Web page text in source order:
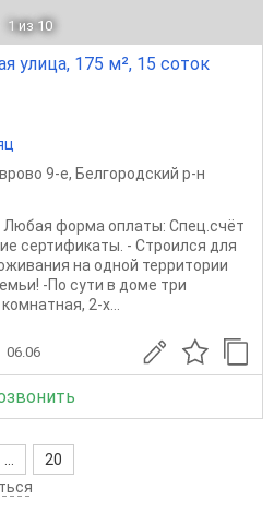
1 из 10
улица, 175 м², 15 соток
9-е, Белгородский р-н
форма оплаты: Спец.счёт
сертификаты. - Строился для
на одной территории
-По сути в доме три
2-х...
06.06
20